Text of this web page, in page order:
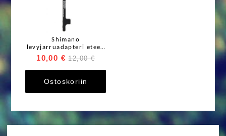
Shimano
levyjarruadapteri eteen
203mm +43mm
postmount ->
postmount SM-MA-
F203P/P
10,00 € 12,00 €
Ostoskoriin